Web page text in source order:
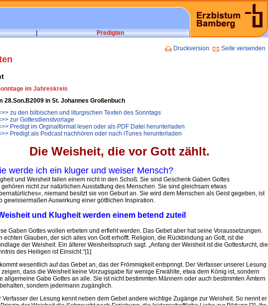
| Predigten
Druckversion Seite versenden
im Jahreskreis
28.Son.B2009 in St. Johannes Großenbuch
zu den bilbischen und liturgischen Texten des Sonntags
zur Gottesdienstvorlage
Predigt im Orginalformat lesen oder als PDF Datei herunterladen
Predigt als Podcast nachhören oder nach iTunes herunterladen
Die Weisheit, die vor Gott zählt.
werde ich ein kluger und weiser Mensch?
und Weisheit fallen einem nicht in den Schoß. Sie sind Geschenk Gaben Gottes
gehören nicht zur natürlichen Ausstattung des Menschen. Sie sind gleichsam etwas
niemand besitzt sie von Geburt an. Sie wird dem Menschen als Geist gegeben, ist
gewissermaßen Auswirkung einer göttlichen Inspiration.
und Klugheit werden einem betend zuteil
Gaben Gottes wollen erbeten und erfleht werden. Das Gebet aber hat seine Voraussetzungen.
echten Glauben, der sich alles von Gott erhofft. Religion, die Rückbindung an Gott, ist die
der Weisheit. Ein älterer Weisheitsspruch sagt. „Anfang der Weisheit ist die Gottesfurcht, die
des Heiligen ist Einsicht.“[1]
wesentlich auf das Gebet an, das der Frömmigkeit entspringt. Der Verfasser unserer Lesung
zeigen, dass die Weisheit keine Vorzugsgabe für wenige Erwählte, etwa dem König ist, sondern
allgemeine Gabe Gottes an alle. Sie ist nicht bestimmten Männern oder auch bestimmten Ämtern
sondern jedermann zugänglich.
Verfasser der Lesung kennt neben dem Gebet andere wichtige Zugänge zur Weisheit. So nennt er